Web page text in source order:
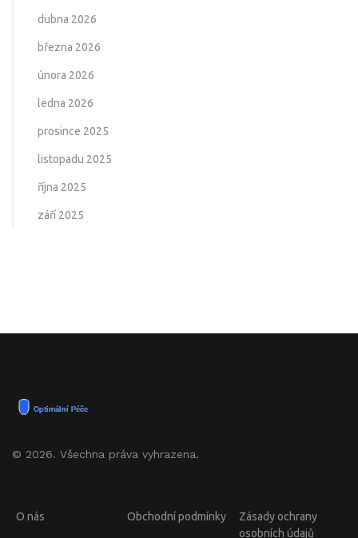
dubna 2026
března 2026
února 2026
ledna 2026
prosince 2025
listopadu 2025
října 2025
září 2025
© 2026. Všechna práva vyhrazena.
O nás Obchodní podmínky
Zásady ochrany
osobních údajů